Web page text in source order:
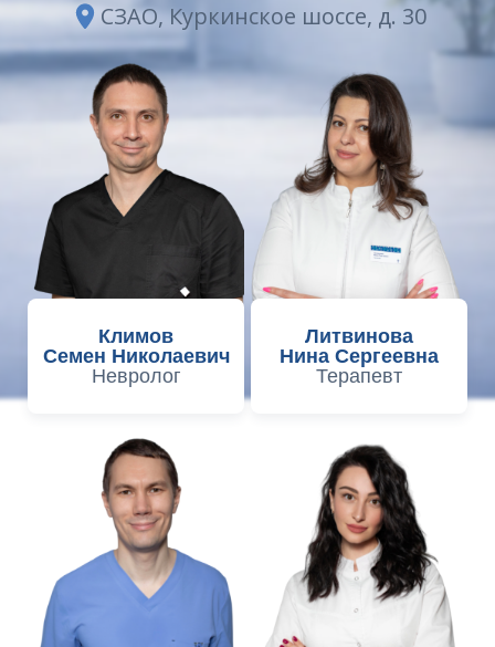
СЗАО, Куркинское шоссе, д. 30
Климов
Семен Николаевич
Невролог
Литвинова
Нина Сергеевна
Терапевт